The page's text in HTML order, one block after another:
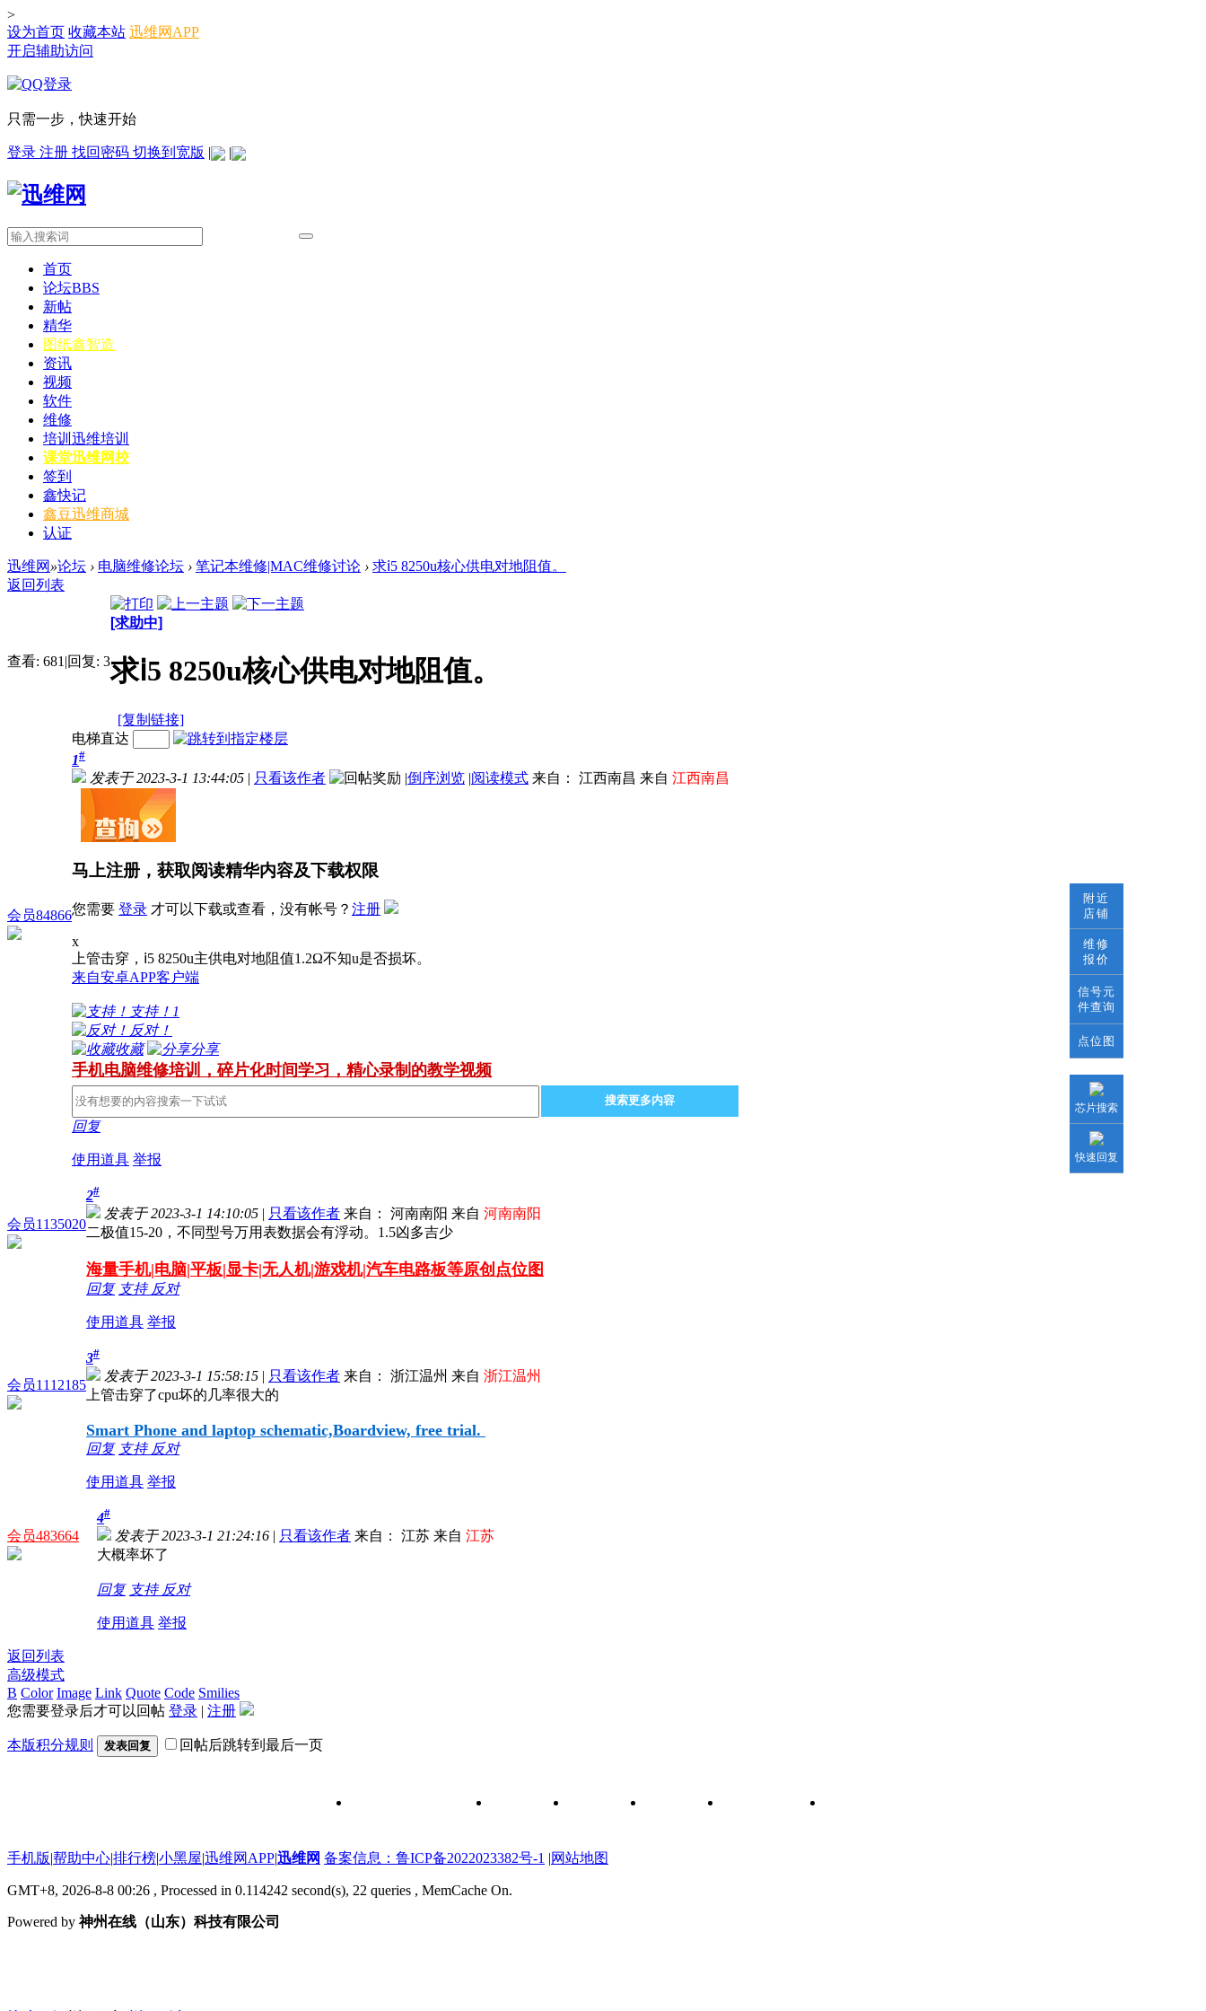
>
设为首页 收藏本站 迅维网APP
开启辅助访问
只需一步，快速开始
登录 注册 找回密码 切换到宽版 | |
首页
论坛BBS
新帖
精华
图纸鑫智造
资讯
视频
软件
维修
培训 迅维培训
课堂迅维网校
签到
鑫快记
鑫豆迅维商城
认证
迅维网 »论坛 › 电脑维修论坛 › 笔记本维修|MAC维修讨论 › 求ⅰ5 8250u核心供电对地阻值。
返回列表
查看: 681 |回复: 3
[求助中]
求ⅰ5 8250u核心供电对地阻值。
[复制链接]
会员84866
电梯直达
1#
发表于 2023-3-1 13:44:05 | 只看该作者 |倒序浏览 |阅读模式 来自： 江西南昌 来自 江西南昌
马上注册，获取阅读精华内容及下载权限
您需要 登录 才可以下载或查看，没有帐号？ 注册
x
上管击穿，ⅰ5 8250u主供电对地阻值1.2Ω不知u是否损坏。
来自安卓APP客户端
支持！ 1
反对！
收藏
分享
手机电脑维修培训，碎片化时间学习，精心录制的教学视频
搜索更多内容
回复
使用道具 举报
会员1135020
2#
发表于 2023-3-1 14:10:05 | 只看该作者 来自： 河南南阳 来自 河南南阳
二极值15-20，不同型号万用表数据会有浮动。1.5凶多吉少
海量手机|电脑|平板|显卡|无人机|游戏机|汽车电路板等原创点位图
回复 支持 反对
使用道具 举报
会员1112185
3#
发表于 2023-3-1 15:58:15 | 只看该作者 来自： 浙江温州 来自 浙江温州
上管击穿了cpu坏的几率很大的
Smart Phone and laptop schematic,Boardview, free trial.
回复 支持 反对
使用道具 举报
会员483664
4#
发表于 2023-3-1 21:24:16 | 只看该作者 来自： 江苏 来自 江苏
大概率坏了
回复 支持 反对
使用道具 举报
返回列表
高级模式
B Color Image Link Quote Code Smilies
您需要登录后才可以回帖 登录 | 注册
本版积分规则 发表回复 回帖后跳转到最后一页
手机版|帮助中心|排行榜|小黑屋|迅维网APP|迅维网 备案信息：鲁ICP备2022023382号-1 |网站地图
GMT+8, 2026-8-8 00:26 , Processed in 0.114242 second(s), 22 queries , MemCache On.
Powered by神州在线（山东）科技有限公司
附近
店铺
维修
报价
信号元
件查询
点位图
芯片搜索
快速回复